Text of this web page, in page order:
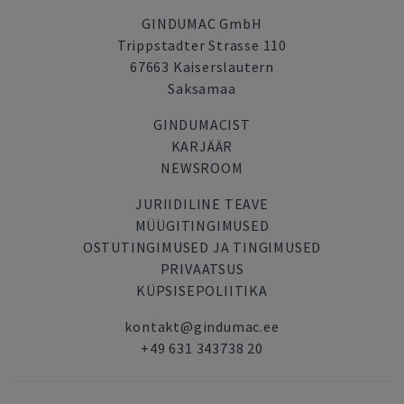
GINDUMAC GmbH
Trippstadter Strasse 110
67663 Kaiserslautern
Saksamaa
GINDUMACIST
KARJÄÄR
NEWSROOM
JURIIDILINE TEAVE
MÜÜGITINGIMUSED
OSTUTINGIMUSED JA TINGIMUSED
PRIVAATSUS
KÜPSISEPOLIITIKA
kontakt@gindumac.ee
+49 631 343738 20